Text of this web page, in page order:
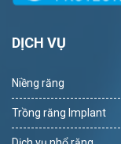
DỊCH VỤ
Niềng răng
Trồng răng Implant